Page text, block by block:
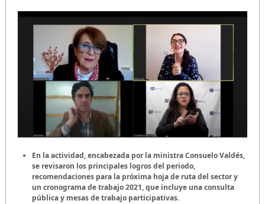
En la actividad, encabezada por la ministra Consuelo Valdés,
se revisaron los principales logros del periodo,
recomendaciones para la próxima hoja de ruta del sector y
un cronograma de trabajo 2021, que incluye una consulta
pública y mesas de trabajo participativas.